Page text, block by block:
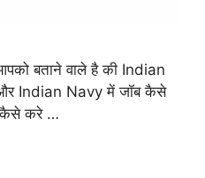
बताने वाले है की Indian
Indian Navy में जॉब कैसे
कैसे करे …